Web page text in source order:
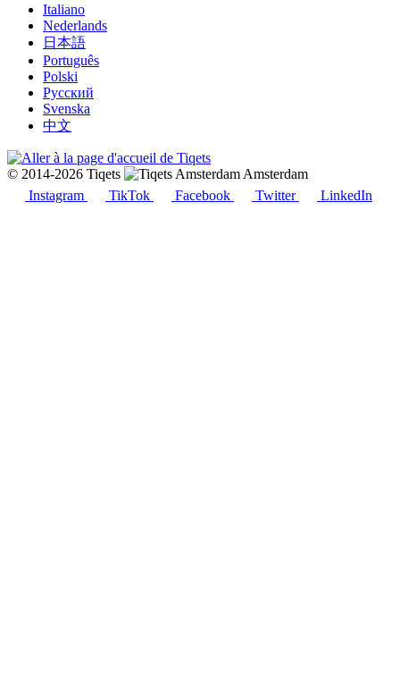
Italiano
Nederlands
日本語
Português
Polski
Русский
Svenska
中文
© 2014-2026 Tiqets
Amsterdam
Instagram
TikTok Facebook Twitter LinkedIn